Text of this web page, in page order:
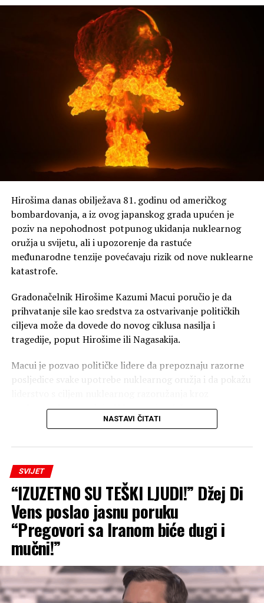
Hirošima danas obilježava 81. godinu od američkog
bombardovanja, a iz ovog japanskog grada upućen je
poziv na nepohodnost potpunog ukidanja nuklearnog
oružja u svijetu, ali i upozorenje da rastuće
međunarodne tenzije povećavaju rizik od nove nuklearne
katastrofe.
Gradonačelnik Hirošime Kazumi Macui poručio je da
prihvatanje sile kao sredstva za ostvarivanje političkih
ciljeva može da dovede do novog ciklusa nasilja i
tragedije, poput Hirošime ili Nagasakija.
Macui je pozvao političke lidere da prepoznaju razorne
posljedice svake upotrebe nuklearnog oružja i da pokažu
međunarodnu saradnju. U Japanu je održana
komemoracija i minut ćutanja u 8.15 časova, tačno u
bombarder “Enola Gej” bacio atomsku bombu na
Hirošimu.
Agencija TASS javila je da je Macui kritikovao Rusiju i
njene akcije u Ukrajini tokom komemoracije, ali nije
pomenuo SAD kao zemlju koja je bacila bombu na grad.
Japanski premijer Sanae Takaiči takođe nije pomenula
SAD u svom obraćanju. Ona je obećala da će Japan
nastaviti da čini sve što je moguće da stvori svijet bez
nuklearnog oružja. – Ne smijemo prestati da se krećemo
NASTAVI ČITATI
SVIJET
“IZUZETNO SU TEŠKI LJUDI!” Džej Di
Vens poslao jasnu poruku
“Pregovori sa Iranom biće dugi i
mučni!”